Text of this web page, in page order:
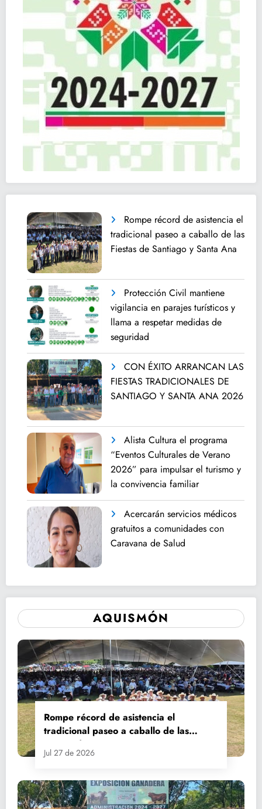
Rompe récord de asistencia el
tradicional paseo a caballo de las
Fiestas de Santiago y Santa Ana
Protección Civil mantiene
vigilancia en parajes turísticos y
llama a respetar medidas de
seguridad
CON ÉXITO ARRANCAN LAS
FIESTAS TRADICIONALES DE
SANTIAGO Y SANTA ANA 2026
Alista Cultura el programa
“Eventos Culturales de Verano
2026” para impulsar el turismo y
la convivencia familiar
Acercarán servicios médicos
gratuitos a comunidades con
Caravana de Salud
AQUISMÓN
Rompe récord de asistencia el
tradicional paseo a caballo de las
Fiestas de Santiago y Santa Ana
Jul 27 de 2026